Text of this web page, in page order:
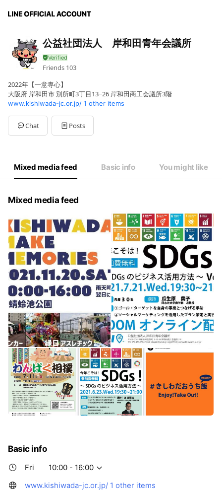
公益社団法人 岸和田青年会議所
Friends 103
2022年【一意専心】
大阪府 岸和田市 別所町3丁目13−26 岸和田商工会議所3階
www.kishiwada-jc.or.jp/ 1 other items
Chat Posts
Mixed media feed Basic info You might like
Mixed media feed
Basic info
Fri
10:00 - 16:00
www.kishiwada-jc.or.jp/ 1 other items